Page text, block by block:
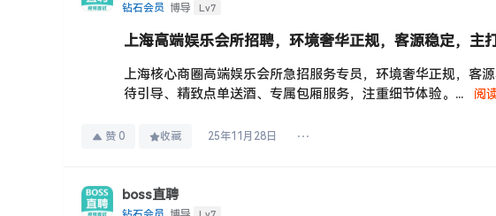
钻石会员 博导 Lv7
上海高端娱乐会所招聘，环境奢华正规，客源稳定，主
上海核心商圈高端娱乐会所急招服务专员，环境奢华正规，客
待引导、精致点单送酒、专属包厢服务，注重细节体验。...
阅
赞 0 收藏 25年11月28日
boss直聘